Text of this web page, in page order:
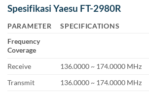
Spesifikasi Yaesu FT-2980R
PARAMETER
SPECIFICATIONS
Frequency
Coverage
Receive
136.0000 ~ 174.0000 MHz
Transmit
136.0000 ~ 174.0000 MHz